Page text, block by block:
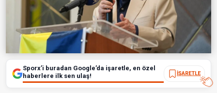
Sporx’i buradan Google’da işaretle, en özel
haberlere ilk sen ulaş!
İŞARETLE